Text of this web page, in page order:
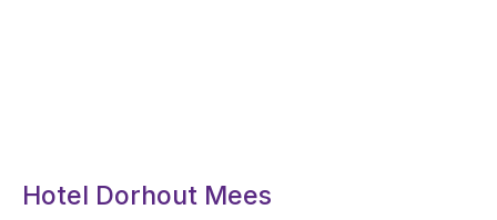
Hotel Dorhout Mees